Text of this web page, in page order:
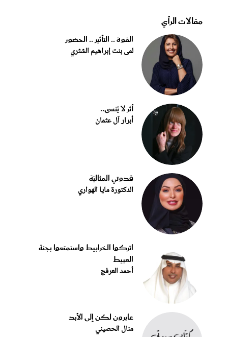
مقالات الرأي
القوة .. التأثير .. الحضور
لمى بنت إبراهيم الشثري
أثر لا يُنسى..
أبرار آل عثمان
قدوتي المثاليّة
الدكتورة مايا الهواري
اتركوا الخرابيط واستمتعوا بجنة
العبيط
أحمد العرفج
عابرون لكن إلى الأبد
منال الحصيني